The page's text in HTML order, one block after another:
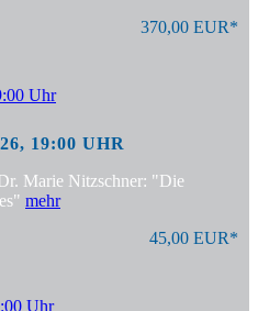
370,00 EUR*
19:00 UHR
Marie Nitzschner: "Die
mehr
45,00 EUR*